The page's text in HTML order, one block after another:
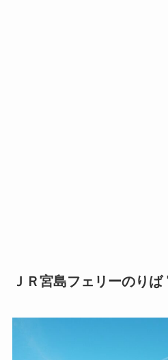
ＪＲ宮島フェリーのりば